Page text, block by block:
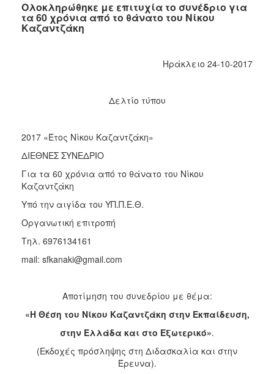
2022
2021
2015
2012
2011
ΔΗΜΟΣ
Ολοκληρώθηκε με επιτυχία το συνέδριο για
τα 60 χρόνια από το θάνατο του Νίκου
Καζαντζάκη
Ηράκλειο 24-10-2017
Δελτίο τύπου
2017 «Έτος Νίκου Καζαντζάκη»
ΔΙΕΘΝΕΣ ΣΥΝΕΔΡΙΟ
Για τα 60 χρόνια από το θάνατο του Νίκου
Καζαντζάκη
Υπό την αιγίδα του ΥΠ.Π.Ε.Θ.
Οργανωτική επιτροπή
Τηλ. 6976134161
mail: sfkanaki@gmail.com
Αποτίμηση του συνεδρίου με θέμα:
«Η Θέση του Νίκου Καζαντζάκη στην Εκπαίδευση,
στην Ελλάδα και στο Εξωτερικό».
(Εκδοχές πρόσληψης στη Διδασκαλία και στην
Έρευνα).